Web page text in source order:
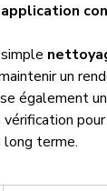
application
un
également
long terme.